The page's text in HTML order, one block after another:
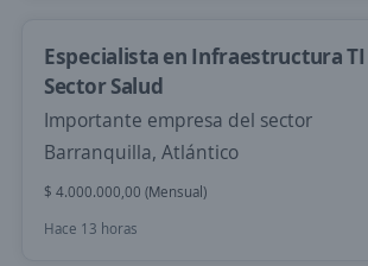
Especialista en Infraestructura
Sector Salud
Importante empresa del sector
Barranquilla, Atlántico
$ 4.000.000,00 (Mensual)
Hace 13 horas